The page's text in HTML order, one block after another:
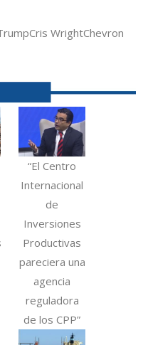
Cris WrightChevron
“El Centro
Internacional
de
Inversiones
Productivas
pareciera una
agencia
reguladora
de los CPP”